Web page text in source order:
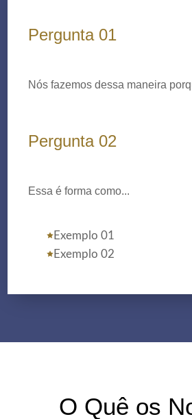
Pergunta 01
Nós fazemos dessa maneira
Pergunta 02
Essa é forma como...
Exemplo 01
Exemplo 02
O Quê os